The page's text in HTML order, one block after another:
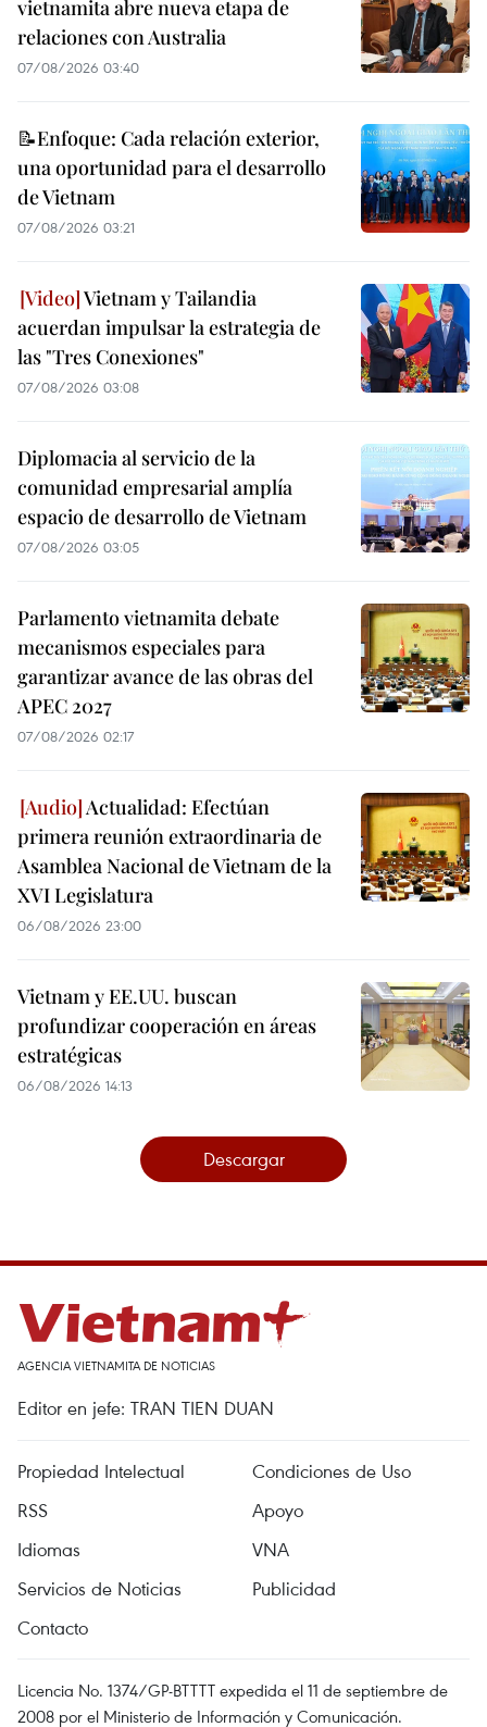
vietnamita abre nueva etapa de
relaciones con Australia
07/08/2026 03:40
📝Enfoque: Cada relación exterior,
una oportunidad para el desarrollo
de Vietnam
07/08/2026 03:21
Vietnam y Tailandia
acuerdan impulsar la estrategia de
las "Tres Conexiones"
07/08/2026 03:08
Diplomacia al servicio de la
comunidad empresarial amplía
espacio de desarrollo de Vietnam
07/08/2026 03:05
Parlamento vietnamita debate
mecanismos especiales para
garantizar avance de las obras del
APEC 2027
07/08/2026 02:17
Actualidad: Efectúan
primera reunión extraordinaria de
Asamblea Nacional de Vietnam de la
XVI Legislatura
06/08/2026 23:00
Vietnam y EE.UU. buscan
profundizar cooperación en áreas
estratégicas
06/08/2026 14:13
Descargar
AGENCIA VIETNAMITA DE NOTICIAS
Editor en jefe: TRAN TIEN DUAN
Propiedad Intelectual
Condiciones de Uso
RSS
Apoyo
Idiomas
VNA
Servicios de Noticias
Publicidad
Contacto
Licencia No. 1374/GP-BTTTT expedida el 11 de septiembre de
2008 por el Ministerio de Información y Comunicación.